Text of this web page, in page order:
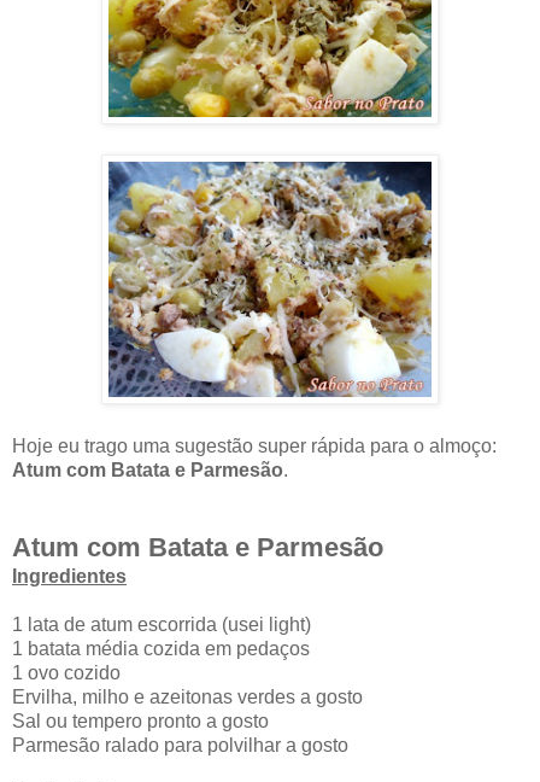
Hoje eu trago uma sugestão super rápida para o almoço:
Atum com Batata e Parmesão.
Atum com Batata e Parmesão
Ingredientes
1 lata de atum escorrida (usei light)
1 batata média cozida em pedaços
1 ovo cozido
Ervilha, milho e azeitonas verdes a gosto
Sal ou tempero pronto a gosto
Parmesão ralado para polvilhar a gosto